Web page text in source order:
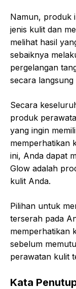
Namun, produk
jenis kulit dan
melihat hasil
sebaiknya
pergelangan
secara langsung
Secara
produk
yang ingin
memperhatikan
ini, Anda dapat
Glow adalah
kulit Anda.
Pilihan untuk
terserah pada
memperhatikan
sebelum
perawatan kulit
Kata